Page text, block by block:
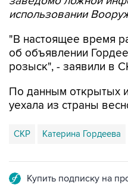
использовании
"В настоящее время
об объявлении
розыск", - заявили в
По данным открытых
уехала из страны
СКР Катерина Гордеева
Купить подписку на